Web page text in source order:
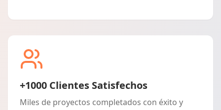
+1000 Clientes Satisfechos
Miles de proyectos completados con éxito y